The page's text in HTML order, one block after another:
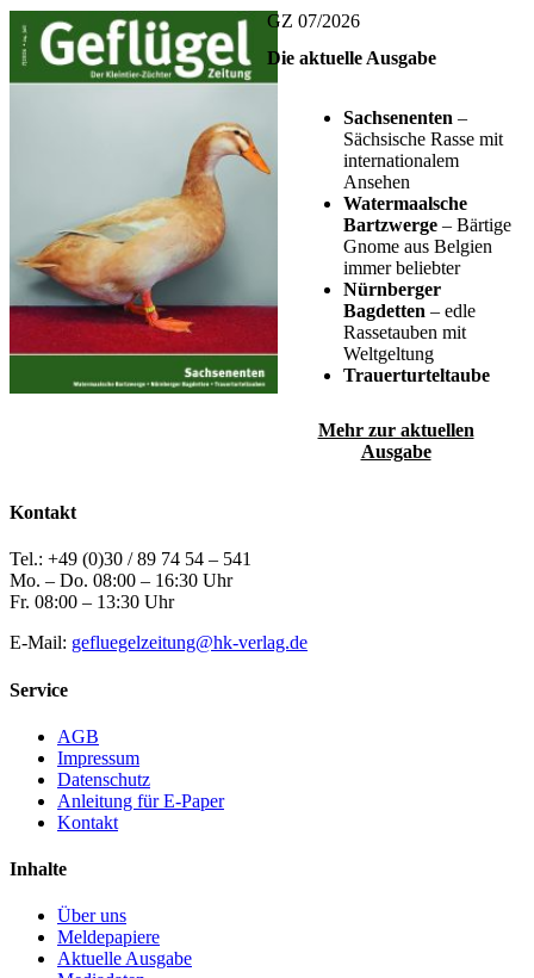
GZ 07/2026
Die aktuelle Ausgabe
Sachsenenten –
Sächsische Rasse mit
internationalem
Ansehen
Watermaalsche
Bartzwerge – Bärtige
Gnome aus Belgien
immer beliebter
Nürnberger
Bagdetten – edle
Rassetauben mit
Weltgeltung
Trauerturteltaube
Mehr zur aktuellen
Ausgabe
Kontakt
Tel.: +49 (0)30 / 89 74 54 – 541
Mo. – Do. 08:00 – 16:30 Uhr
Fr. 08:00 – 13:30 Uhr
E-Mail: gefluegelzeitung@hk-verlag.de
Service
AGB
Impressum
Datenschutz
Anleitung für E-Paper
Kontakt
Inhalte
Über uns
Meldepapiere
Aktuelle Ausgabe